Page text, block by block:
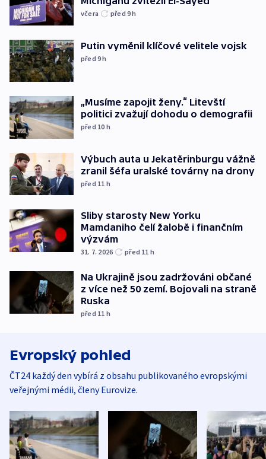
včera před 9h
Putin vyměnil klíčové velitele vojsk
před 9h
„Musíme zapojit ženy.“ Litevští
politici zvažují dohodu o demografii
před 10 h
Výbuch auta u Jekatěrinburgu vážně
zranil šéfa uralské továrny na drony
před 11 h
Sliby starosty New Yorku
Mamdaniho čelí žalobě i finančním
výzvám
31. 7. 2026 před 11 h
Na Ukrajině jsou zadržováni občané
z více než 50 zemí. Bojovali na straně
Ruska
před 11 h
Evropský pohled
ČT24 každý den vybírá z obsahu publikovaného evropskými
veřejnými médii, členy Eurovize.